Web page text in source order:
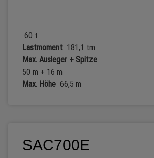
60 t
Lastmoment 181,1 tm
Max. Ausleger + Spitze
50 m + 16 m
Max. Höhe 66,5 m
SAC700E